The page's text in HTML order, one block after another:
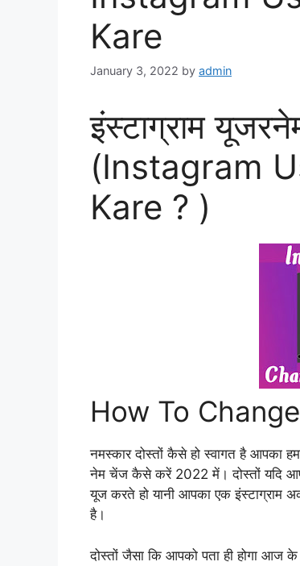
Kare
January 3, 2022 by admin
इंस्टाग्राम
(Instagram
Kare ? )
How To
नमस्कार दोस्तों कैसे हो स्वागत है आपका
नेम चेंज कैसे करें 2022 में। दोस्तों यदि
यूज करते हो यानी आपका एक इंस्टाग्राम
है।
दोस्तों जैसा कि आपको पता ही होगा आज